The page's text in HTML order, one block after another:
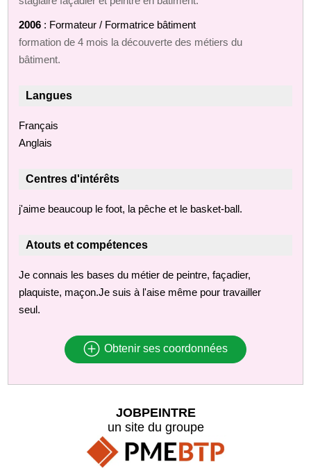
2006 : Formateur / Formatrice bâtiment
formation de 4 mois la découverte des métiers du
bâtiment.
Langues
Français
Anglais
Centres d'intérêts
j'aime beaucoup le foot, la pêche et le basket-ball.
Atouts et compétences
Je connais les bases du métier de peintre, façadier,
plaquiste, maçon.Je suis à l'aise même pour travailler
seul.
Obtenir ses coordonnées
JOBPEINTRE
un site du groupe